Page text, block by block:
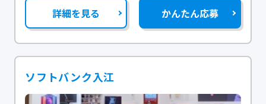
詳細を見る かんたん応募
ソフトバンク入江